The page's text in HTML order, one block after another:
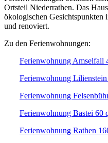
Ortsteil Niederrathen. Das
ökologischen Gesichtspunkten
und renoviert.
Zu den Ferienwohnungen:
Ferienwohnung Amselfall
Ferienwohnung
Ferienwohnung
Ferienwohnung Bastei 60
Ferienwohnung Rathen